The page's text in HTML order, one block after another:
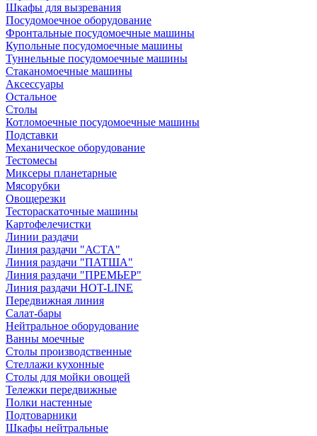
Шкафы для вызревания
Посудомоечное оборудование
Фронтальные посудомоечные машины
Купольные посудомоечные машины
Туннельные посудомоечные машины
Стаканомоечные машины
Аксессуары
Остальное
Столы
Котломоечные посудомоечные машины
Подставки
Механическое оборудование
Тестомесы
Миксеры планетарные
Мясорубки
Овощерезки
Тестораскаточные машины
Картофелечистки
Линии раздачи
Линия раздачи "АСТА"
Линия раздачи "ПАТША"
Линия раздачи "ПРЕМЬЕР"
Линия раздачи HOT-LINE
Передвижная линия
Салат-бары
Нейтральное оборудование
Ванны моечные
Столы производственные
Стеллажи кухонные
Столы для мойки овощей
Тележки передвижные
Полки настенные
Подтоварники
Шкафы нейтральные